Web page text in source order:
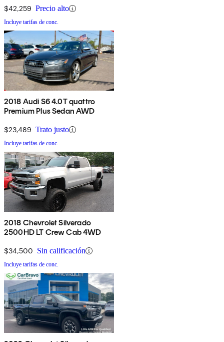
$42,259 Precio alto
Incluye tarifas de conc.
2018 Audi S6 4.0T quattro
Premium Plus Sedan AWD
$23,489 Trato justo
Incluye tarifas de conc.
2018 Chevrolet Silverado
2500HD LT Crew Cab 4WD
$34,500 Sin calificación
Incluye tarifas de conc.